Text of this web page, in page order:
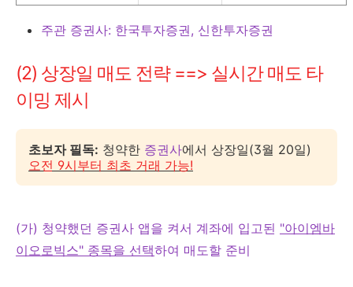
주관 증권사: 한국투자증권, 신한투자증권
(2) 상장일 매도 전략 ==> 실시간 매도 타
이밍 제시
초보자 필독: 청약한 증권사에서 상장일(3월 20일)
오전 9시부터 최초 거래 가능!
(가) 청약했던 증권사 앱을 켜서 계좌에 입고된 "아이엠바
이오로빅스" 종목을 선택하여 매도할 준비